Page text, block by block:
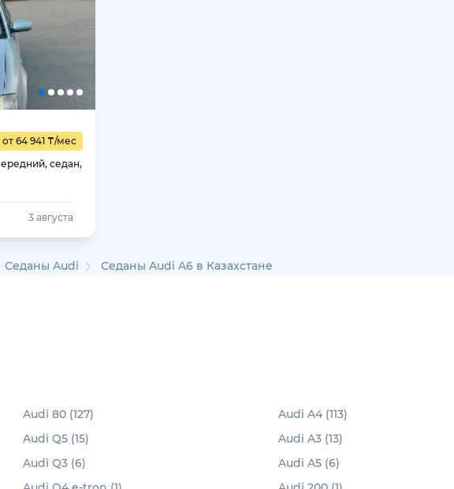
от 64 941 ₸/мес
седан,
3 августа
Седаны Audi Седаны Audi A6 в Казахстане
Audi 80 (127) Audi A4 (113)
Audi Q5 (15) Audi A3 (13)
Audi Q3 (6) Audi A5 (6)